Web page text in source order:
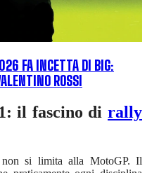
FA INCETTA DI BIG:
ROSSI
il fascino di rally
si limita alla MotoGP. Il